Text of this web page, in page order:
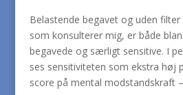
Belastende begavet og uden
som konsulterer mig, er både
begavede og særligt sensitive. I
ses sensitiviteten som ekstra høj
score på mental modstandskraft